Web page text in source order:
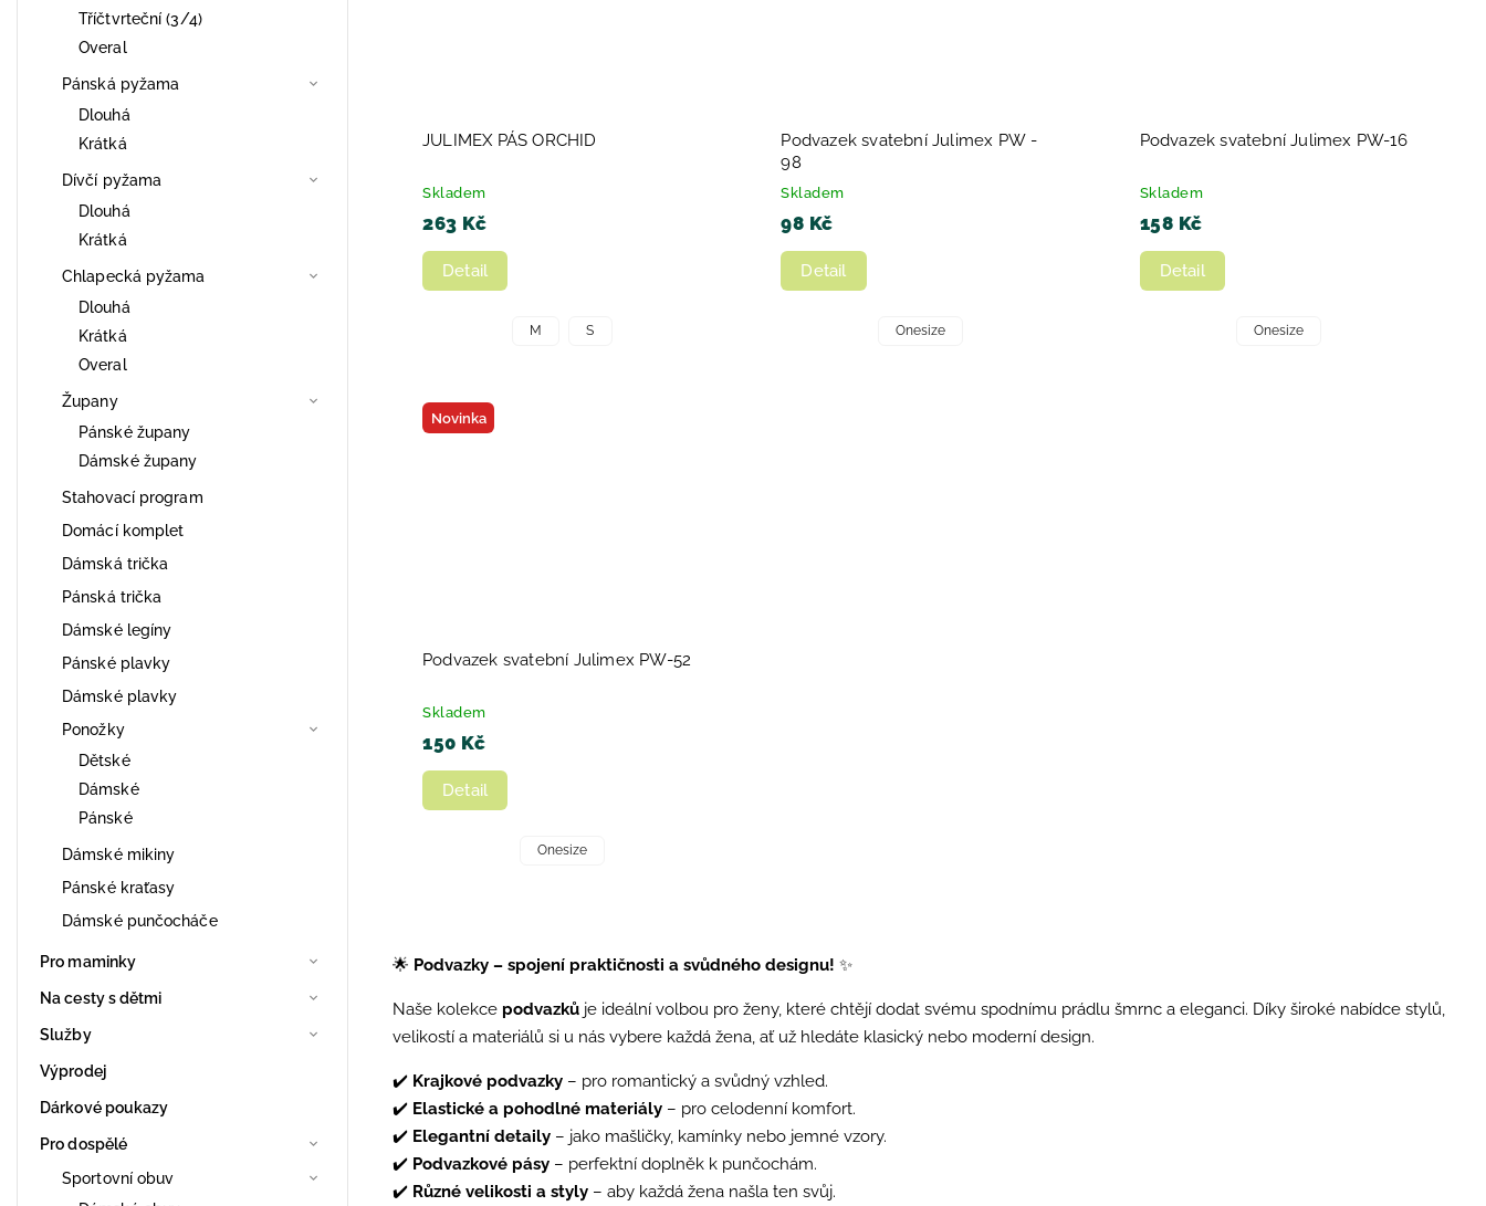
Tříčtvrteční (3/4)
Overal
Pánská pyžama
Dlouhá
Krátká
Dívčí pyžama
Dlouhá
Krátká
Chlapecká pyžama
Dlouhá
Krátká
Overal
Župany
Pánské župany
Dámské župany
Stahovací program
Domácí komplet
Dámská trička
Pánská trička
Dámské legíny
Pánské plavky
Dámské plavky
Ponožky
Dětské
Dámské
Pánské
Dámské mikiny
Pánské kraťasy
Dámské punčocháče
Pro maminky
Na cesty s dětmi
Služby
Výprodej
Dárkové poukazy
Pro dospělé
Sportovní obuv
JULIMEX PÁS ORCHID
Skladem
263 Kč
Detail
M S
Podvazek svatební Julimex PW -
98
Skladem
98 Kč
Detail
Onesize
Podvazek svatební Julimex PW-16
Skladem
158 Kč
Detail
Onesize
Novinka
Podvazek svatební Julimex PW-52
Skladem
150 Kč
Detail
Onesize
🌟 Podvazky – spojení praktičnosti a svůdného designu! ✨
Naše kolekce podvazků je ideální volbou pro ženy, které chtějí dodat svému spodnímu prádlu šmrnc a eleganci. Díky široké nabídce stylů,
velikostí a materiálů si u nás vybere každá žena, ať už hledáte klasický nebo moderní design.
✔️ Krajkové podvazky – pro romantický a svůdný vzhled.
✔️ Elastické a pohodlné materiály – pro celodenní komfort.
✔️ Elegantní detaily – jako mašličky, kamínky nebo jemné vzory.
✔️ Podvazkové pásy – perfektní doplněk k punčochám.
✔️ Různé velikosti a styly – aby každá žena našla ten svůj.